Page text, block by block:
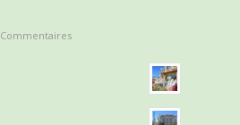
Commentaires